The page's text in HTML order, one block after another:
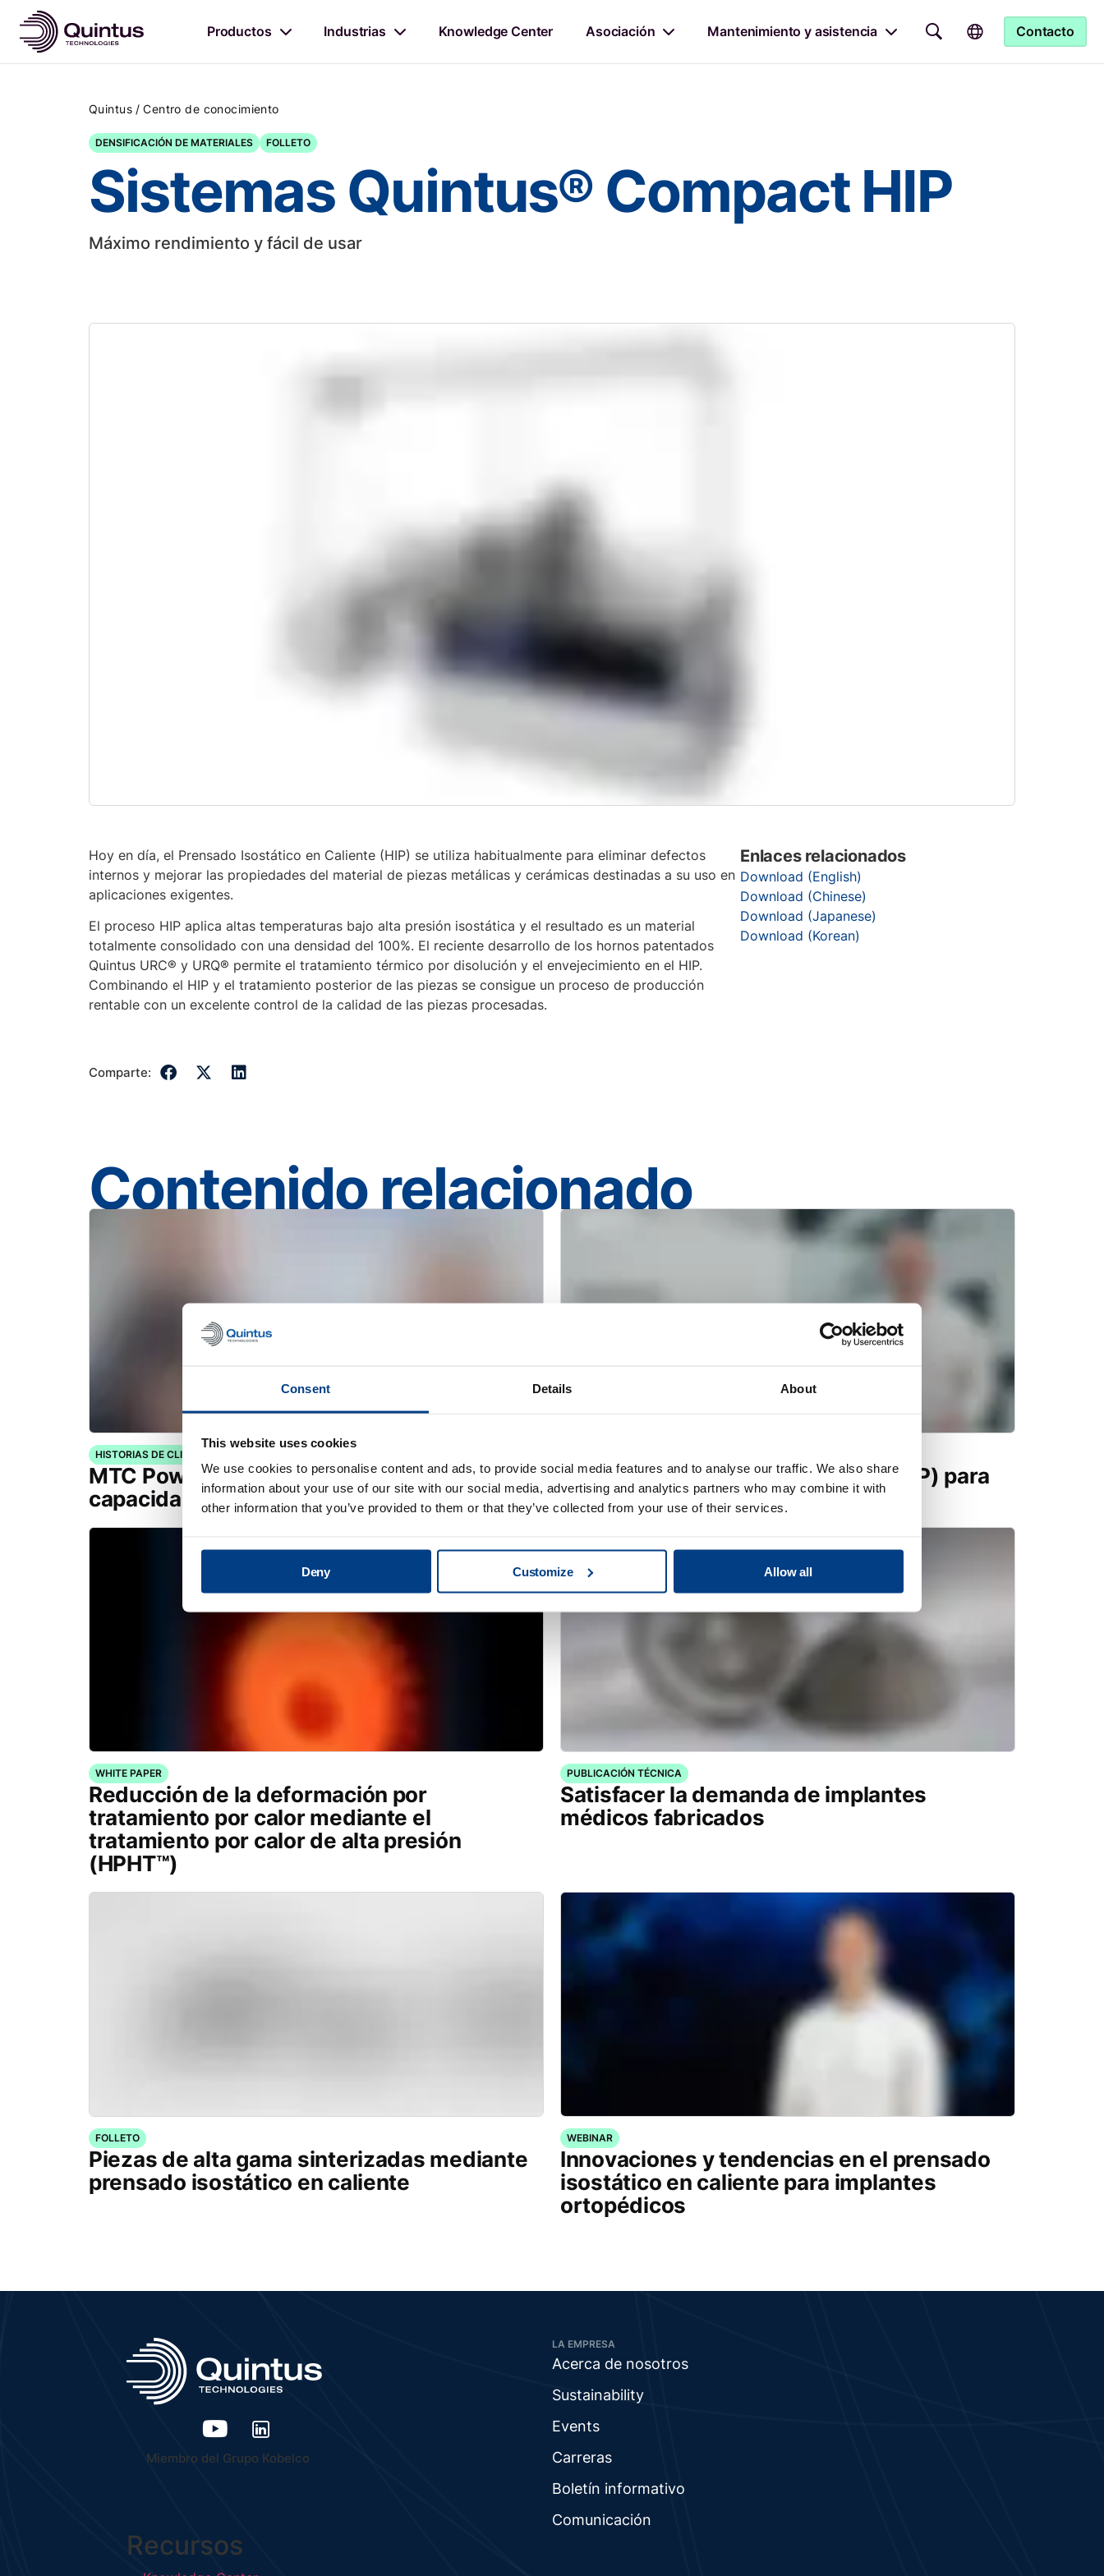
Consent Details About
This website uses cookies
We use cookies to personalise content and ads, to provide social media features and to analyse our traffic. We also share
information about your use of our site with our social media, advertising and analytics partners who may combine it with
other information that you’ve provided to them or that they’ve collected from your use of their services.
Deny Customize Allow all
Productos Industrias Knowledge Center Asociación Mantenimiento y asistencia Contacto
Quintus / Centro de conocimiento
DENSIFICACIÓN DE MATERIALES FOLLETO
Sistemas Quintus® Compact HIP
Máximo rendimiento y fácil de usar
Hoy en día, el Prensado Isostático en Caliente (HIP) se utiliza habitualmente para eliminar defectos
internos y mejorar las propiedades del material de piezas metálicas y cerámicas destinadas a su uso en
aplicaciones exigentes.
El proceso HIP aplica altas temperaturas bajo alta presión isostática y el resultado es un material
totalmente consolidado con una densidad del 100%. El reciente desarrollo de los hornos patentados
Quintus URC® y URQ® permite el tratamiento térmico por disolución y el envejecimiento en el HIP.
Combinando el HIP y el tratamiento posterior de las piezas se consigue un proceso de producción
rentable con un excelente control de la calidad de las piezas procesadas.
Enlaces relacionados
Download (English)
Download (Chinese)
Download (Japanese)
Download (Korean)
Comparte:
Contenido relacionado
HISTORIAS DE CLIENTES
MTC Powder Solutions amplía las
capacidades PM-HIP con Quintus QIH 286
Prensado isostático en caliente (HIP) para
metal AM
WHITE PAPER
Reducción de la deformación por
tratamiento por calor mediante el
tratamiento por calor de alta presión
(HPHT™)
PUBLICACIÓN TÉCNICA
Satisfacer la demanda de implantes
médicos fabricados
FOLLETO
Piezas de alta gama sinterizadas mediante
prensado isostático en caliente
WEBINAR
Innovaciones y tendencias en el prensado
isostático en caliente para implantes
ortopédicos
Miembro del Grupo Kobelco
LA EMPRESA
Acerca de nosotros
Sustainability
Events
Carreras
Boletín informativo
Comunicación
Recursos